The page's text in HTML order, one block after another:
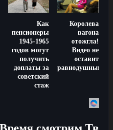
Как
пенсионеры
1945-1965
годов могут
получить
доплаты за
советский
стаж
Королева
вагона
отожгла!
Видео не
оставит
равнодушным